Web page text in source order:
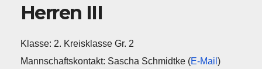
Herren III
Klasse: 2. Kreisklasse Gr. 2
Mannschaftskontakt: Sascha Schmidtke (E-Mail )